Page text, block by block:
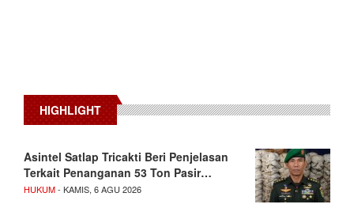
HIGHLIGHT
Asintel Satlap Tricakti Beri Penjelasan
Terkait Penanganan 53 Ton Pasir…
HUKUM- KAMIS, 6 AGU 2026